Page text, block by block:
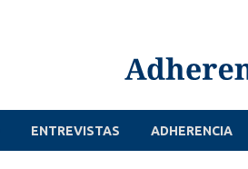
ENTREVISTAS ADHERENCIA